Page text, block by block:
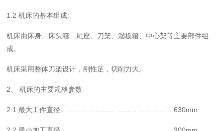
1.2 机床的基本组成:
机床由床身、床头箱、尾座、刀架、溜板箱、中心架等主要部件组
成。
机床采用整体刀架设计，刚性足，切削力大。
2、 机床的主要规格参数
2.1 最大工件直径………………………………………… 630mm